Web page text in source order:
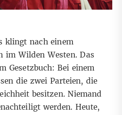
klingt nach einem
im Wilden Westen. Das
Gesetzbuch: Bei einem
die zwei Parteien, die
besitzen. Niemand
werden. Heute,